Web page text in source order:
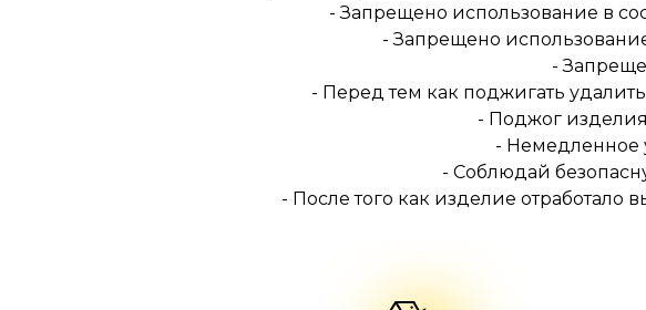
- Запрещено использование в
- Запрещено
-
- Перед тем как поджигать
- Поджог изделия
- Немедленное
- Соблюдай
- После того как изделие отработало